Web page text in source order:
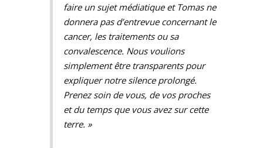
faire un sujet médiatique et Tomas ne
donnera pas d’entrevue concernant le
cancer, les traitements ou sa
convalescence. Nous voulions
simplement être transparents pour
expliquer notre silence prolongé.
Prenez soin de vous, de vos proches
et du temps que vous avez sur cette
terre. »